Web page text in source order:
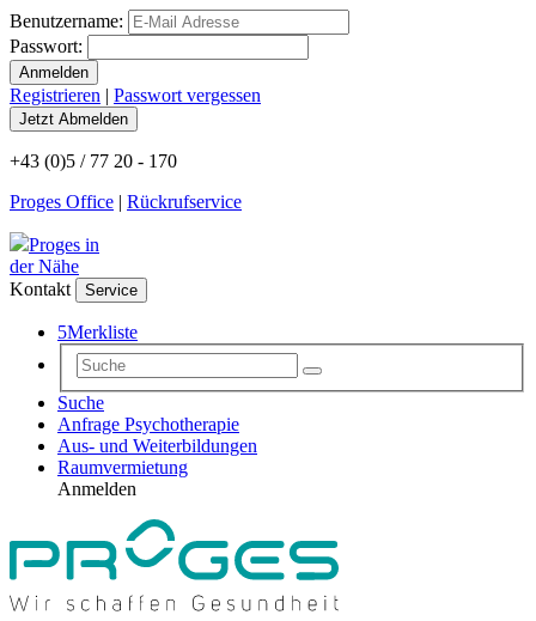
Benutzername:
Passwort:
Registrieren | Passwort vergessen
+43 (0)5 / 77 20 - 170
Proges Office | Rückrufservice
Proges in
der Nähe
Kontakt
Service
5Merkliste
Suche
Anfrage Psychotherapie
Aus- und Weiterbildungen
Raumvermietung
Anmelden